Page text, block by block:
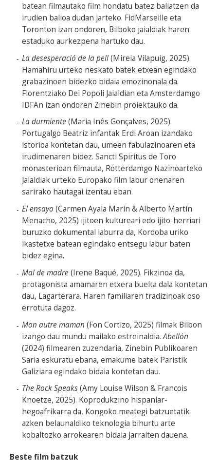
batean filmautako film hondatu batez baliatzen da
irudien balioa dudan jarteko. FidMarseille eta
Toronton izan ondoren, Bilboko jaialdiak haren
estaduko aurkezpena hartuko dau.
La desesperació de la pell(Mireia Vilapuig, 2025).
Hamahiru urteko neskato batek etxean egindako
grabazinoen bidezko bidaia emozinonala da.
Florentziako Dei Popoli Jaialdian eta Amsterdamgo
IDFAn izan ondoren Zinebin proiektauko da.
La durmiente(Maria Inês Gonçalves, 2025).
Portugalgo Beatriz infantak Erdi Aroan izandako
istorioa kontetan dau, umeen fabulazinoaren eta
irudimenaren bidez. Sancti Spiritus de Toro
monasterioan filmauta, Rotterdamgo Nazinoarteko
Jaialdiak urteko Europako film labur onenaren
sarirako hautagai izentau eban.
El ensayo (Carmen Ayala Marín & Alberto Martín
Menacho, 2025) ijitoen kultureari edo ijito-herriari
buruzko dokumental laburra da, Kordoba uriko
ikastetxe batean egindako entsegu labur baten
bidez egina.
Mal de madre(Irene Baqué, 2025). Fikzinoa da,
protagonista amamaren etxera buelta dala kontetan
dau, Lagarterara. Haren familiaren tradizinoak oso
errotuta dagoz.
Mon autre maman (Fon Cortizo, 2025) filmak Bilbon
izango dau mundu mailako estreinaldia.Abellón
(2024) filmearen zuzendaria, Zinebin Publikoaren
Saria eskuratu ebana, emakume batek Paristik
Galiziara egindako bidaia kontetan dau.
The Rock Speaks(Amy Louise Wilson & Francois
Knoetze, 2025). Koprodukzino hispaniar-
hegoafrikarra da, Kongoko meategi batzuetatik
azken belaunaldiko teknologia bihurtu arte
kobaltozko arrokearen bidaia jarraiten dauena.
Beste film batzuk